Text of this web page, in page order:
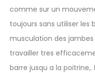
comme sur un
toujours sans utiliser les
musculation des
travailler tres
barre jusqu a la